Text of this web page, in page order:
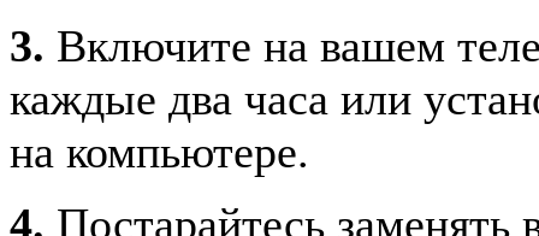
3. Включите на вашем
каждые два часа или
на компьютере.
4. Постарайтесь заменять